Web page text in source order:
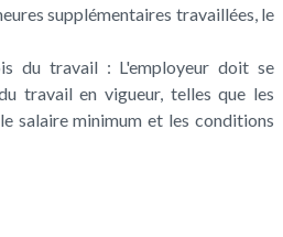
supplémentaires travaillées, le
du travail : L'employeur doit se
travail en vigueur, telles que les
salaire minimum et les conditions